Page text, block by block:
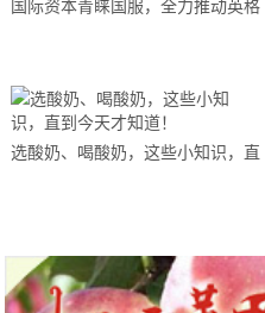
国际资本青睐国服，全力推动英格
选酸奶、喝酸奶，这些小知识，直